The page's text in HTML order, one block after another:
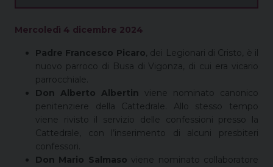
Mercoledì 4 dicembre 2024
Padre Francesco Picaro, dei Legionari di Cristo, è il
nuovo parroco di Busa di Vigonza, di cui era vicario
parrocchiale.
Don Alberto Albertin viene nominato canonico
penitenziere della Cattedrale. Allo stesso tempo
viene rivisto il servizio delle confessioni presso la
Cattedrale, con l’inserimento di alcuni presbiteri
confessori.
Don Mario Salmaso viene nominato collaboratore